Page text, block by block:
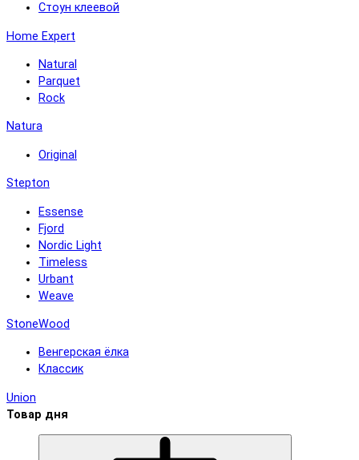
Стоун клеевой
Home Expert
Natural
Parquet
Rock
Natura
Original
Stepton
Essense
Fjord
Nordic Light
Timeless
Urbant
Weave
StoneWood
Венгерская ёлка
Классик
Union
Товар дня